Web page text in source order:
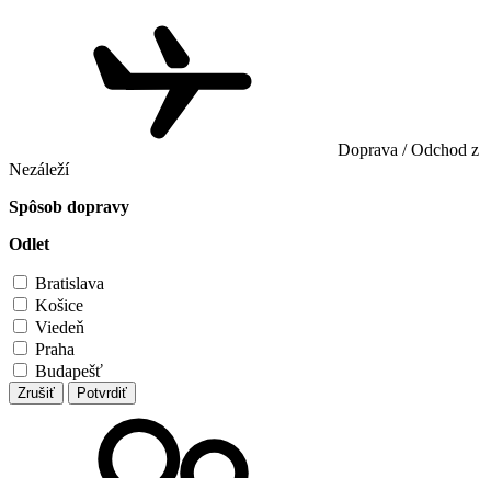
Doprava / Odchod z
Nezáleží
Spôsob dopravy
Odlet
Bratislava
Košice
Viedeň
Praha
Budapešť
Zrušiť Potvrdiť